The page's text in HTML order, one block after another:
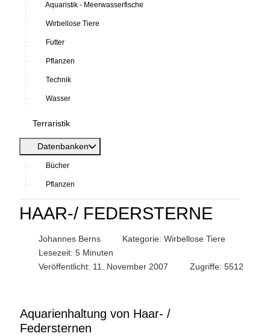
Aquaristik - Meerwasserfische
Wirbellose Tiere
Futter
Pflanzen
Technik
Wasser
Terraristik
Datenbanken
Bücher
Pflanzen
HAAR-/ FEDERSTERNE
Johannes Berns Kategorie: Wirbellose Tiere
Lesezeit: 5 Minuten
Veröffentlicht: 11. November 2007
Zugriffe: 5512
Aquarienhaltung von Haar- /
Federsternen